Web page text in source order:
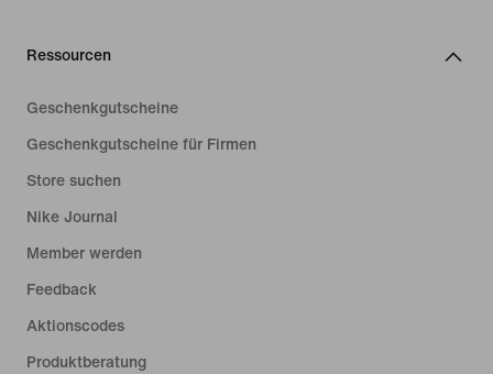
Ressourcen
Geschenkgutscheine
Geschenkgutscheine für Firmen
Store suchen
Nike Journal
Member werden
Feedback
Aktionscodes
Produktberatung